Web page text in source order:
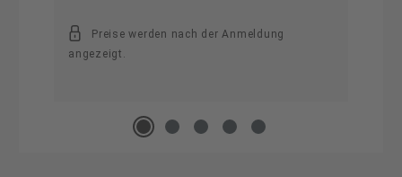
Preise werden nach der Anmeldung
angezeigt.